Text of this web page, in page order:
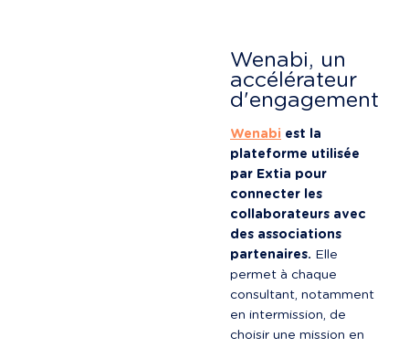
Wenabi, un
accélérateur
d'engagement
Wenabi est la
plateforme utilisée
par Extia pour
connecter les
collaborateurs avec
des associations
partenaires. Elle
permet à chaque
consultant, notamment
en intermission, de
choisir une mission en